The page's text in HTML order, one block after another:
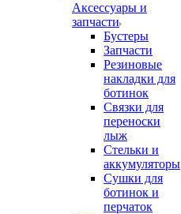
Аксессуары и
запчасти
Бустеры
Запчасти
Резиновые
накладки для
ботинок
Связки для
переноски
лыж
Стельки и
аккумуляторы
Сушки для
ботинок и
перчаток